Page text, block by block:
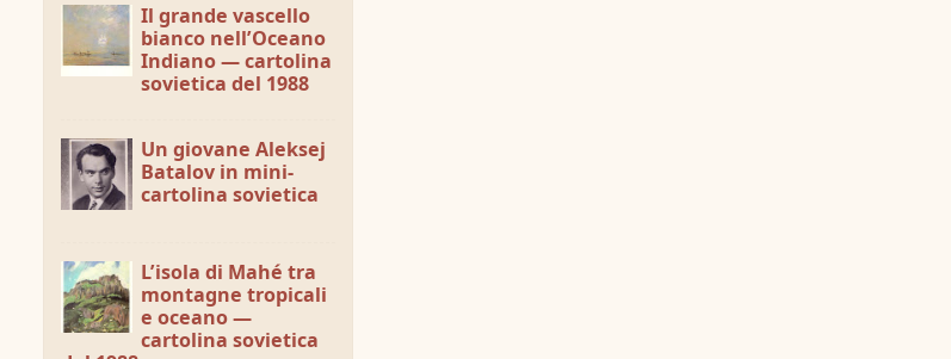
Il grande vascello
bianco nell’Oceano
Indiano — cartolina
sovietica del 1988
Un giovane Aleksej
Batalov in mini-
cartolina sovietica
L’isola di Mahé tra
montagne tropicali
e oceano —
cartolina sovietica